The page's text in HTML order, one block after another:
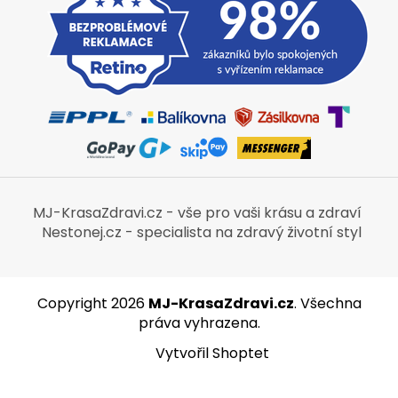
MJ-KrasaZdravi.cz - vše pro vaši krásu a zdraví
Nestonej.cz - specialista na zdravý životní styl
Vytvořil Shoptet
Copyright 2026 MJ-KrasaZdravi.cz. Všechna
práva vyhrazena.